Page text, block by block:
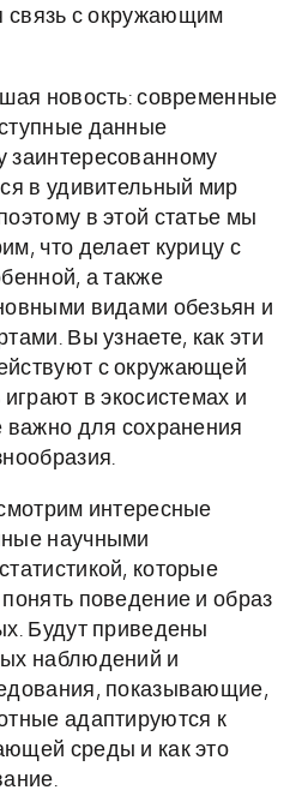
связь с окружающим
новость: современные
данные
заинтересованному
в удивительный мир
в этой статье мы
что делает курицу с
а также
видами обезьян и
Вы узнаете, как эти
с окружающей
в экосистемах и
важно для сохранения
интересные
научными
которые
поведение и образ
Будут приведены
наблюдений и
показывающие,
адаптируются к
среды и как это